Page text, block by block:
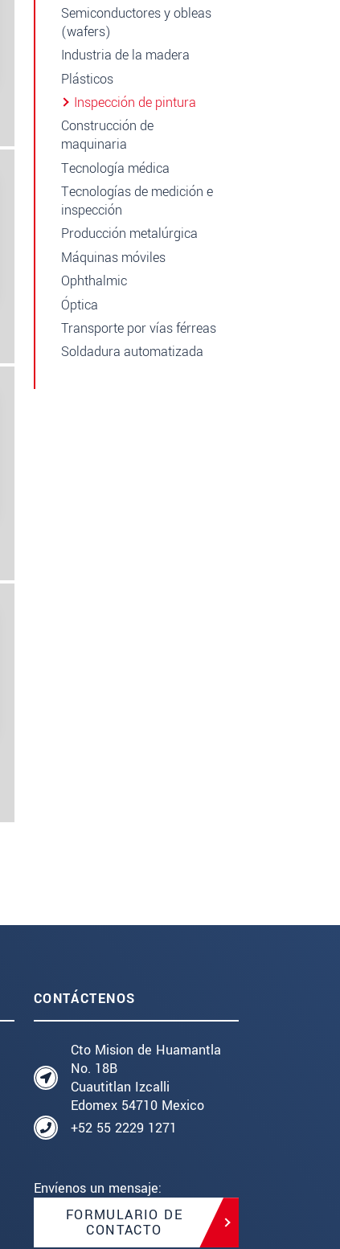
Semiconductores y obleas
(wafers)
Industria de la madera
Plásticos
Inspección de pintura
Construcción de
maquinaria
Tecnología médica
Tecnologías de medición e
inspección
Producción metalúrgica
Máquinas móviles
Ophthalmic
Óptica
Transporte por vías férreas
Soldadura automatizada
CONTÁCTENOS
Cto Mision de Huamantla
No. 18B
Cuautitlan Izcalli
Edomex 54710 Mexico
+52 55 2229 1271
Envíenos un mensaje:
FORMULARIO DE
CONTACTO